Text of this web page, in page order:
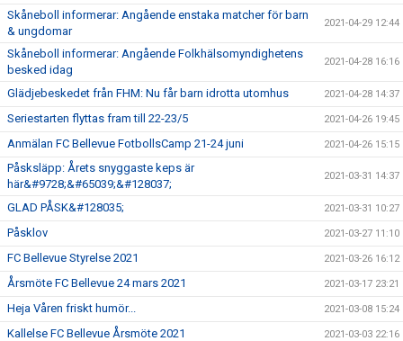
Skåneboll informerar: Angående enstaka matcher för barn
& ungdomar
2021-04-29 12:44
Skåneboll informerar: Angående Folkhälsomyndighetens
besked idag
2021-04-28 16:16
Glädjebeskedet från FHM: Nu får barn idrotta utomhus 2021-04-28 14:37
Seriestarten flyttas fram till 22-23/5 2021-04-26 19:45
Anmälan FC Bellevue FotbollsCamp 21-24 juni 2021-04-26 15:15
Påsksläpp: Årets snyggaste keps är
här&#9728;&#65039;&#128037;
2021-03-31 14:37
GLAD PÅSK&#128035; 2021-03-31 10:27
Påsklov 2021-03-27 11:10
FC Bellevue Styrelse 2021 2021-03-26 16:12
Årsmöte FC Bellevue 24 mars 2021 2021-03-17 23:21
Heja Våren friskt humör... 2021-03-08 15:24
Kallelse FC Bellevue Årsmöte 2021 2021-03-03 22:16